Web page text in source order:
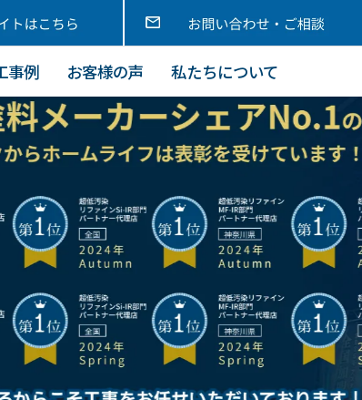
事例 お客様の声 私たちについて